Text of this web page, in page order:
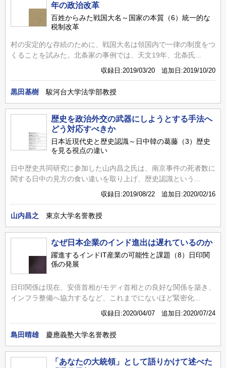
年の政治改革
百姓からみた戦国大名～国家の本質（6）統一的な
税制改革
村の安定的な存続のために、戦国大名は領国内で一律の制度をつ
くることを試みた。北条家の事例では、天文19年、北条氏...
収録日:2019/03/20 追加日:2019/10/20
黒田基樹 駿河台大学法学部教授
歴史を政治外交の武器にしようとする手法へ
どう対応すべきか
日本近現代史と歴史認識～日中韓の葛藤（3）歴史
を見る視点の違い
日中歴史共同研究に参加した山内昌之氏は、南京事件の死者数に
関する日中の見方の食い違いを取り上げ、歴史認識という...
収録日:2019/08/22 追加日:2020/02/16
山内昌之 東京大学名誉教授
なぜ日本企業のインド進出は遅れているのか
躍進するインドIT産業の可能性と課題（8）日印関
係の発展
日印関係は現在、安倍首相がモディ首相との良好な関係を築き、
インフラ整備へ協力するなど、これまでにないほど緊密化...
収録日:2020/04/07 追加日:2020/07/24
島田晴雄 慶應義塾大学名誉教授
「あなたの大統領」として語りかけて述べた